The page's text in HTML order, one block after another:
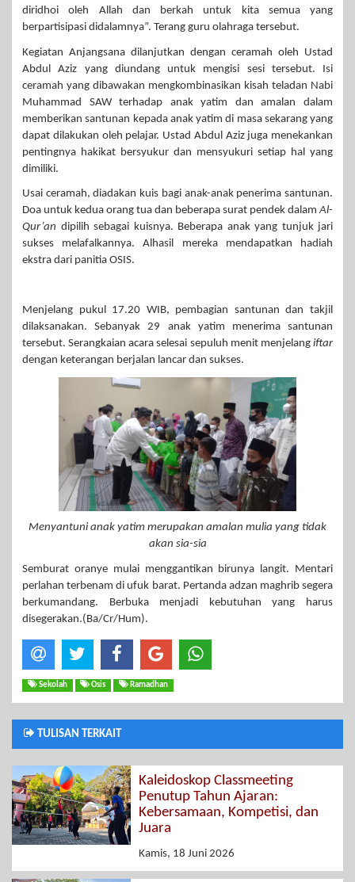
diridhoi oleh Allah dan berkah untuk kita semua yang
berpartisipasi didalamnya”. Terang guru olahraga tersebut.
Kegiatan Anjangsana dilanjutkan dengan ceramah oleh Ustad
Abdul Aziz yang diundang untuk mengisi sesi tersebut. Isi
ceramah yang dibawakan mengkombinasikan kisah teladan Nabi
Muhammad SAW terhadap anak yatim dan amalan dalam
memberikan santunan kepada anak yatim di masa sekarang yang
dapat dilakukan oleh pelajar. Ustad Abdul Aziz juga menekankan
pentingnya hakikat bersyukur dan mensyukuri setiap hal yang
dimiliki.
Usai ceramah, diadakan kuis bagi anak-anak penerima santunan.
Doa untuk kedua orang tua dan beberapa surat pendek dalamAl-
Qur’an dipilih sebagai kuisnya. Beberapa anak yang tunjuk jari
sukses melafalkannya. Alhasil mereka mendapatkan hadiah
ekstra dari panitia OSIS.
Menjelang pukul 17.20 WIB, pembagian santunan dan takjil
dilaksanakan. Sebanyak 29 anak yatim menerima santunan
tersebut. Serangkaian acara selesai sepuluh menit menjelang iftar
dengan keterangan berjalan lancar dan sukses.
Menyantuni anak yatim merupakan amalan mulia yang tidak
akan sia-sia
Semburat oranye mulai menggantikan birunya langit. Mentari
perlahan terbenam di ufuk barat. Pertanda adzan maghrib segera
berkumandang. Berbuka menjadi kebutuhan yang harus
disegerakan.(Ba/Cr/Hum).
Sekolah Osis Ramadhan
TULISAN TERKAIT
Kaleidoskop Classmeeting
Penutup Tahun Ajaran:
Kebersamaan, Kompetisi, dan
Juara
Kamis, 18 Juni 2026